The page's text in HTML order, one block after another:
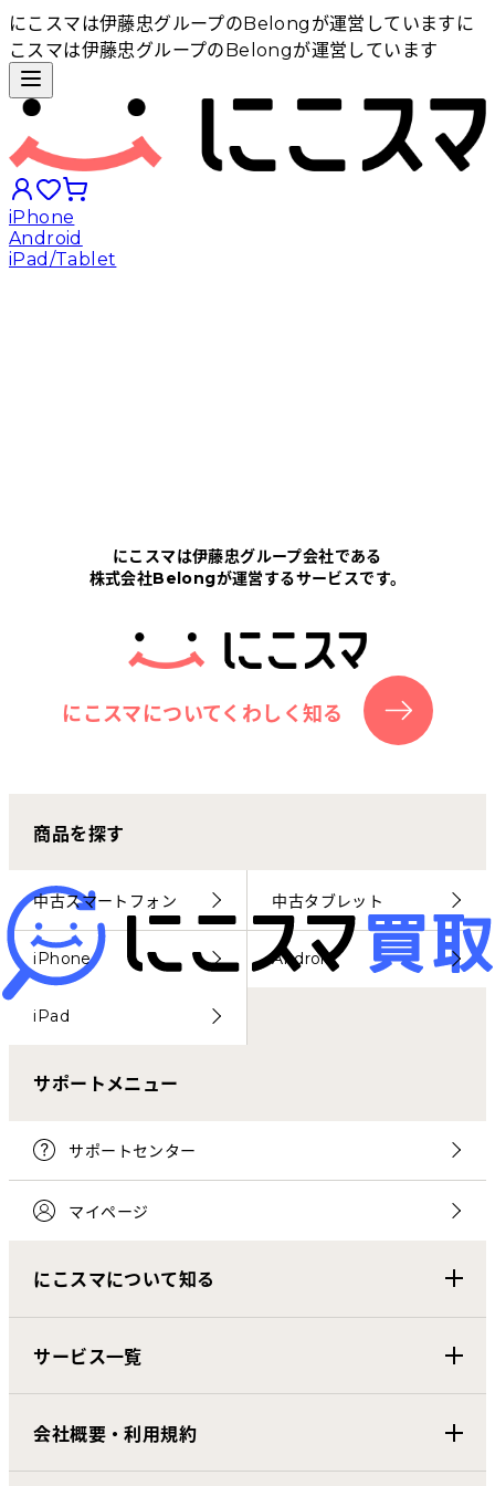
にこスマは伊藤忠グループのBelongが運営しています に
こスマは伊藤忠グループのBelongが運営しています
iPhone
Android
iPad/Tablet
にこスマについて
サポートセンター
お客さまの声
にこスマ通信
マイページ
にこスマは伊藤忠グループ会社である
株式会社Belongが運営するサービスです。
にこスマについてくわしく知る
商品を探す
中古スマートフォン 中古タブレット
iPhone Android
iPad
サポートメニュー
サポートセンター
マイページ
にこスマについて知る
サービス一覧
会社概要・利用規約